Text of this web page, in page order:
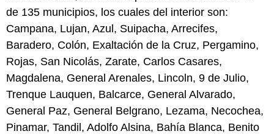
de 135 municipios, los cuales del interior son:
Campana, Lujan, Azul, Suipacha, Arrecifes,
Baradero, Colón, Exaltación de la Cruz, Pergamino,
Rojas, San Nicolás, Zarate, Carlos Casares,
Magdalena, General Arenales, Lincoln, 9 de Julio,
Trenque Lauquen, Balcarce, General Alvarado,
General Paz, General Belgrano, Lezama, Necochea,
Pinamar, Tandil, Adolfo Alsina, Bahía Blanca, Benito